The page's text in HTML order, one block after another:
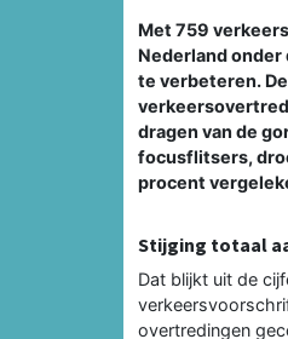
Met 759
Nederland onder
te verbeteren.
dragen van de
focusflitsers,
procent
Stijging totaal
Dat blijkt uit de
overtredingen